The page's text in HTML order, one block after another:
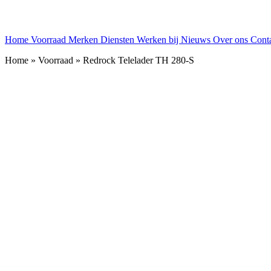
Home Voorraad Merken Diensten Werken bij Nieuws Over ons
Home » Voorraad » Redrock Telelader TH 280-S